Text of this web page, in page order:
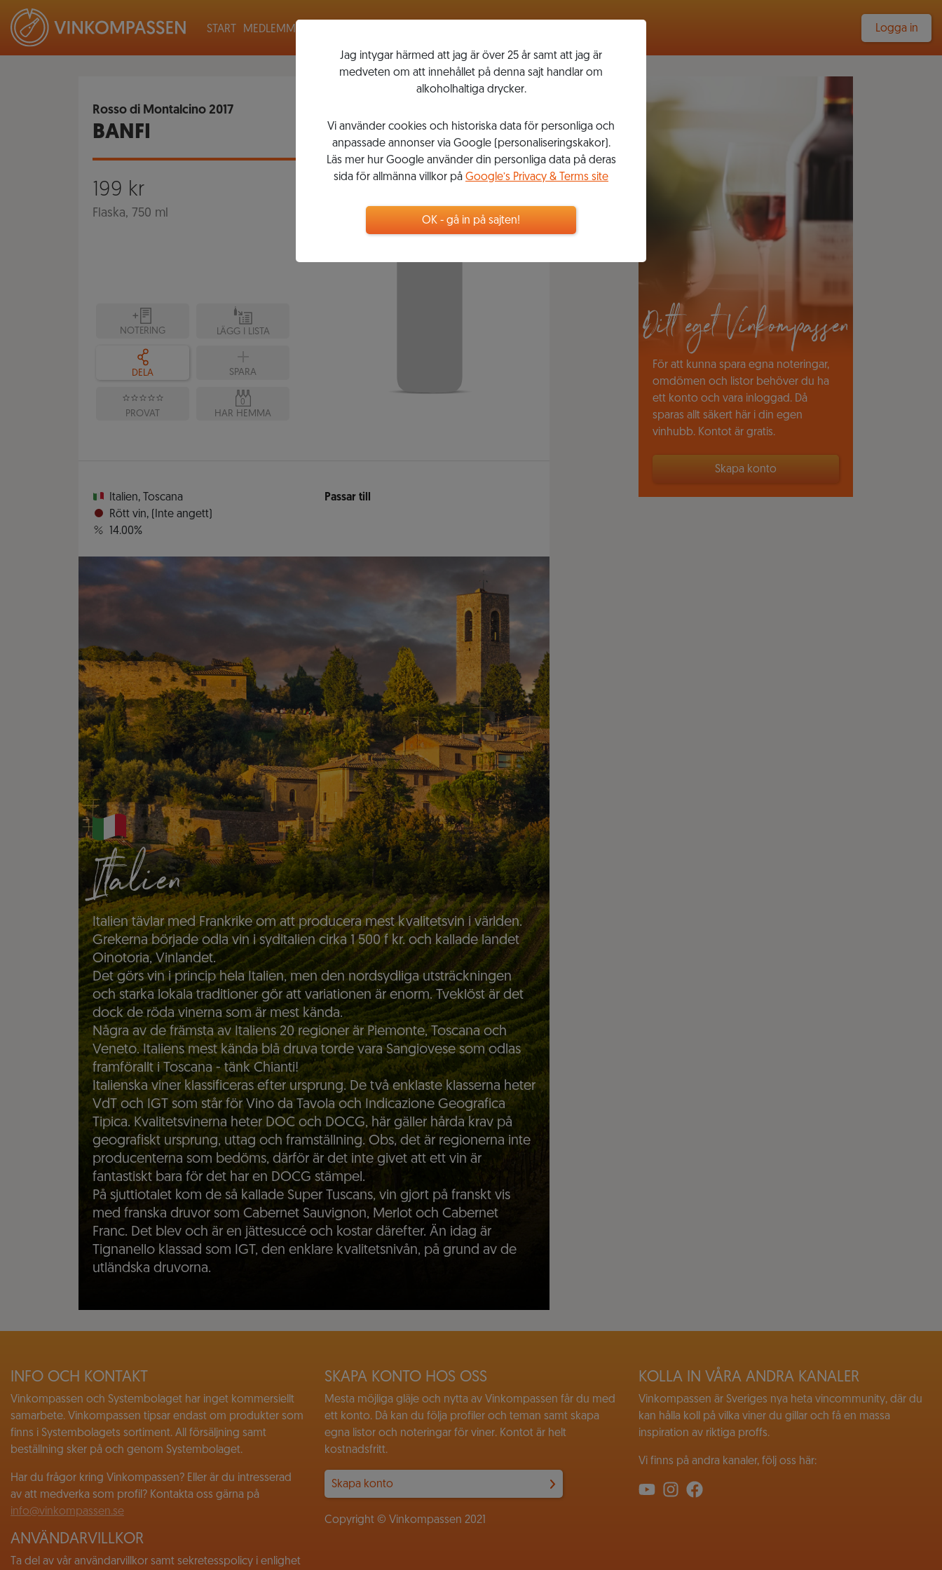
START MEDLEMMAR Logga in
Rosso di Montalcino 2017
BANFI
199 kr
Flaska, 750 ml
NOTERING LÄGG I LISTA
DELA SPARA
PROVAT
0
HAR HEMMA
Italien,
Toscana
Rött vin,
(Inte angett)
14.00%
Passar till
Italien
Italien tävlar med Frankrike om att producera mest kvalitetsvin i världen.
Grekerna började odla vin i syditalien cirka 1 500 f kr. och kallade landet
Oinotoria, Vinlandet.
Det görs vin i princip hela Italien, men den nordsydliga utsträckningen
och starka lokala traditioner gör att variationen är enorm. Tveklöst är det
dock de röda vinerna som är mest kända.
Några av de främsta av Italiens 20 regioner är Piemonte, Toscana och
Veneto. Italiens mest kända blå druva torde vara Sangiovese som odlas
framförallt i Toscana - tänk Chianti!
Italienska viner klassificeras efter ursprung. De två enklaste klasserna heter
VdT och IGT som står för Vino da Tavola och Indicazione Geografica
Tipica. Kvalitetsvinerna heter DOC och DOCG, här gäller hårda krav på
geografiskt ursprung, uttag och framställning. Obs, det är regionerna inte
producenterna som bedöms, därför är det inte givet att ett vin är
fantastiskt bara för det har en DOCG stämpel.
På sjuttiotalet kom de så kallade Super Tuscans, vin gjort på franskt vis
med franska druvor som Cabernet Sauvignon, Merlot och Cabernet
Franc. Det blev och är en jättesuccé och kostar därefter. Än idag är
Tignanello klassad som IGT, den enklare kvalitetsnivån, på grund av de
utländska druvorna.
Ditt eget Vinkompassen
För att kunna spara egna noteringar,
omdömen och listor behöver du ha
ett konto och vara inloggad. Då
sparas allt säkert här i din egen
vinhubb. Kontot är gratis.
Skapa konto
INFO OCH KONTAKT
Vinkompassen och Systembolaget har inget kommersiellt
samarbete. Vinkompassen tipsar endast om produkter som
finns i Systembolagets sortiment. All försäljning samt
beställning sker på och genom Systembolaget.
Har du frågor kring Vinkompassen? Eller är du intresserad
av att medverka som profil? Kontakta oss gärna på
info@vinkompassen.se
ANVÄNDARVILLKOR
Ta del av vår användarvillkor samt sekretesspolicy i enlighet
SKAPA KONTO HOS OSS
Mesta möjliga gläje och nytta av Vinkompassen får du med
ett konto. Då kan du följa profiler och teman samt skapa
egna listor och noteringar för viner. Kontot är helt
kostnadsfritt.
Skapa konto
Copyright © Vinkompassen 2021
KOLLA IN VÅRA ANDRA KANALER
Vinkompassen är Sveriges nya heta vincommunity, där du
kan hålla koll på vilka viner du gillar och få en massa
inspiration av riktiga proffs.
Vi finns på andra kanaler, följ oss här:
Jag intygar härmed att jag är över 25 år samt att jag är
medveten om att innehållet på denna sajt handlar om
alkoholhaltiga drycker.
Vi använder cookies och historiska data för personliga och
anpassade annonser via Google (personaliseringskakor).
Läs mer hur Google använder din personliga data på deras
sida för allmänna villkor på Google’s Privacy & Terms site
OK - gå in på sajten!